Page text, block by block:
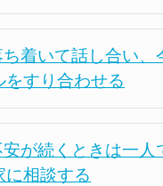
着いて話し合い、
をすり合わせる
が続くときは一人
に相談する